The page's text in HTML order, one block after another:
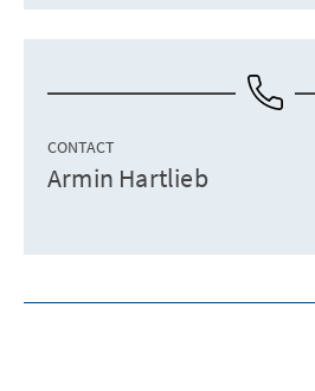
CONTACT
Armin Hartlieb